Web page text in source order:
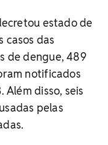
estado de
casos das
de dengue, 489
notificados
disso, seis
pelas